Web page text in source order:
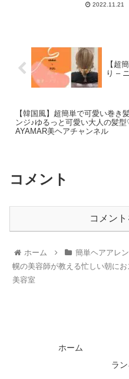
2022.11.21
【超
り –
【韓国風】超簡単で可愛い巻き
ンジ♪ゆるっと可愛い大人の髪
AYAMAR美ヘアチャンネル
コメント
コメン
ホーム 簡単ヘアアレ
幌の美容師が教える忙しい朝に
美容室
ホーム
ラ